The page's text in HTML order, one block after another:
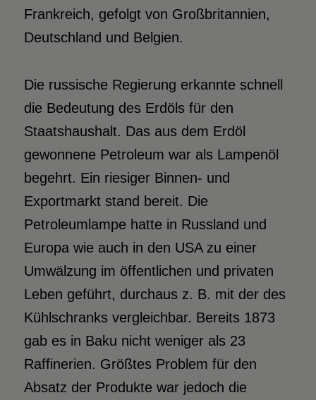
Frankreich, gefolgt von Großbritannien,
Deutschland und Belgien.
Die russische Regierung erkannte schnell
die Bedeutung des Erdöls für den
Staatshaushalt. Das aus dem Erdöl
gewonnene Petroleum war als Lampenöl
begehrt. Ein riesiger Binnen- und
Exportmarkt stand bereit. Die
Petroleumlampe hatte in Russland und
Europa wie auch in den USA zu einer
Umwälzung im öffentlichen und privaten
Leben geführt, durchaus z. B. mit der des
Kühlschranks vergleichbar. Bereits 1873
gab es in Baku nicht weniger als 23
Raffinerien. Größtes Problem für den
Absatz der Produkte war jedoch die